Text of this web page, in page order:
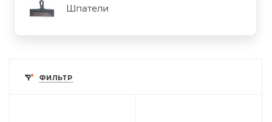
Шпатели
ФИЛЬТР